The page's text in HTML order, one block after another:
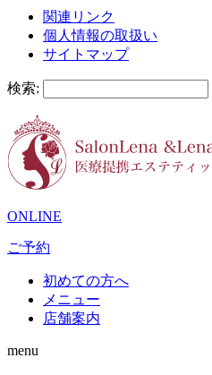
関連リンク
個人情報の取扱い
サイトマップ
検索:
ONLINE
ご予約
初めての方へ
メニュー
店舗案内
menu